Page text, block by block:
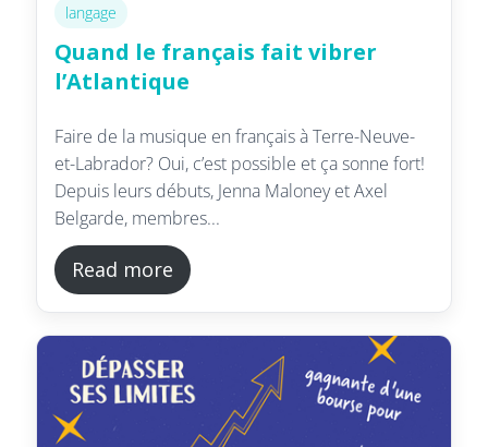
langage
Quand le français fait vibrer
l’Atlantique
Faire de la musique en français à Terre-Neuve-
et-Labrador? Oui, c’est possible et ça sonne fort!
Depuis leurs débuts, Jenna Maloney et Axel
Belgarde, membres...
Read more